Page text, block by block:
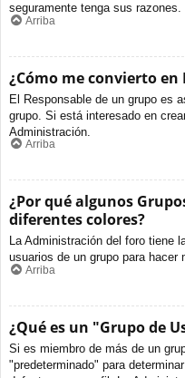
seguramente tenga sus razones.
Arriba
¿Cómo me convierto en
El Responsable de un grupo es
grupo. Si está interesado en
Administración.
Arriba
¿Por qué algunos
diferentes colores?
La Administración del foro tiene
usuarios de un grupo para
Arriba
¿Qué es un "Grupo de
Si es miembro de más de un
"predeterminado" para